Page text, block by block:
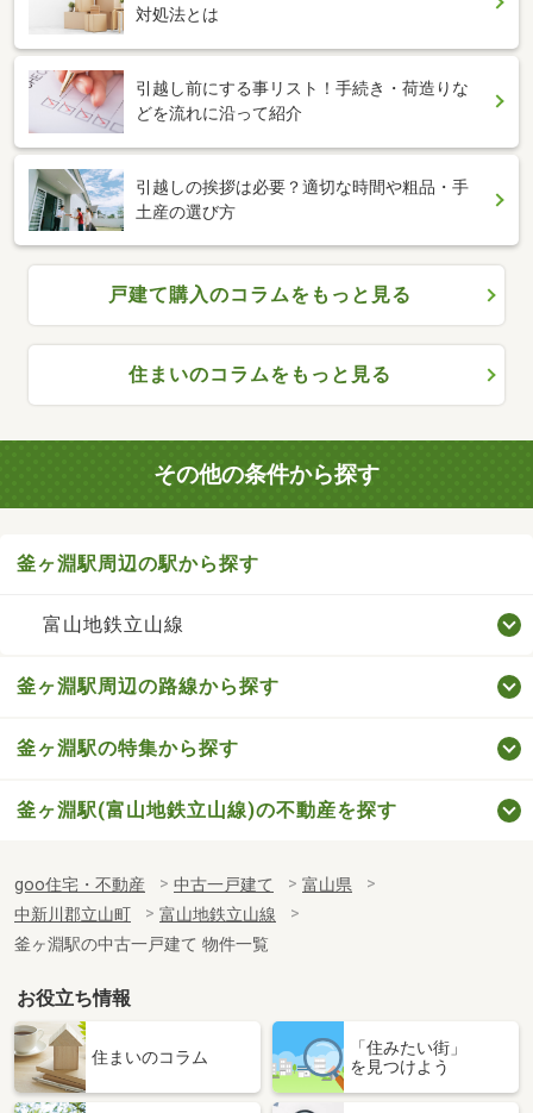
対処法とは
引越し前にする事リスト！手続き・荷造りな
どを流れに沿って紹介
引越しの挨拶は必要？適切な時間や粗品・手
土産の選び方
戸建て購入のコラムをもっと見る
住まいのコラムをもっと見る
その他の条件から探す
釜ヶ淵駅周辺の駅から探す
富山地鉄立山線
釜ヶ淵駅周辺の路線から探す
釜ヶ淵駅の特集から探す
釜ヶ淵駅(富山地鉄立山線)の不動産を探す
goo住宅・不動産 中古一戸建て
富山県
中新川郡立山町
富山地鉄立山線
釜ヶ淵駅の中古一戸建て 物件一覧
お役立ち情報
住まいのコラム
「住みたい街」
を見つけよう